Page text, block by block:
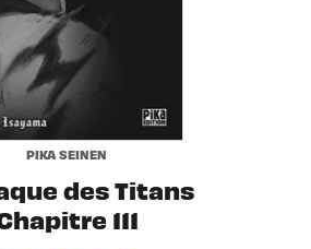
PIKA SEINEN
des Titans
111